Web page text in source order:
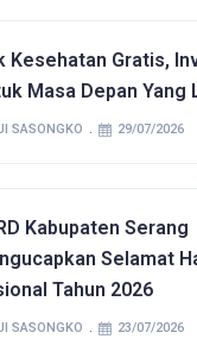
Kesehatan Gratis,
Masa Depan Yang
SASONGKO 29/07/2026
Kabupaten Serang
Selamat
Tahun 2026
SASONGKO 23/07/2026